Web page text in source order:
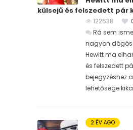
külsejű és felszedett pár
122638
Rá sem
nagyon dögös
Hewitt ma
és felszedett
bejegyzéshez
lehetősége
2 ÉV AGO